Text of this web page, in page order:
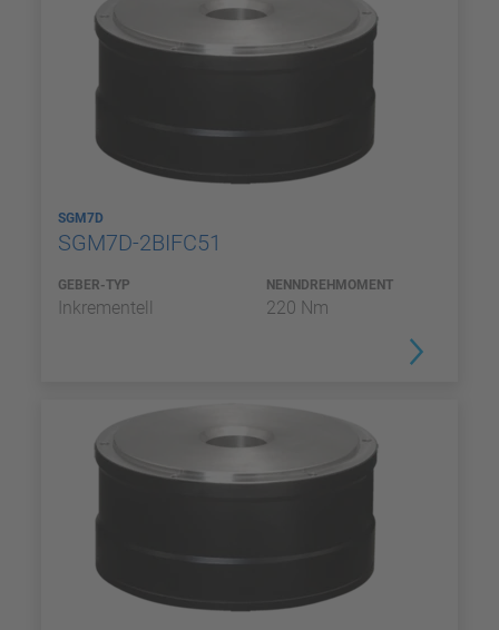
SGM7D
SGM7D-2BIFC51
GEBER-TYP
Inkrementell
NENNDREHMOMENT
220 Nm